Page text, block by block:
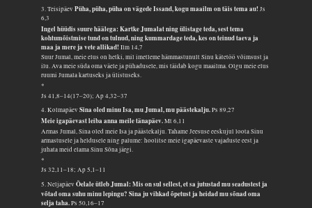
3. TeisipäevPüha, püha, püha on vägede Issand, kogu maailm on täis tema au!Js
6,3
Ingel hüüdis suure häälega: Kartke Jumalat ning ülistage teda, sest tema
kohtumõistmise tund on tulnud, ning kummardage teda, kes on teinud taeva ja
maa ja mere ja vete allikad!Ilm 14,7
Suur Jumal, meie elus on hetki, mil imetleme hämmastunult Sinu kätetöö võimsust ja
ilu. Ava meie süda oma väele ja pühadusele, mis täidab kogu maailma. Olgu meie elus
ruumi Jumala kartuseks ja ülistuseks.
*
Js 41,8–14(17–20); Ap 4,32–37
4. KolmapäevSina oled minu Isa, mu Jumal, mu päästekalju.Ps 89,27
Meie igapäevast leiba anna meile tänapäev.Mt 6,11
Armas Jumal, Sina oled meie Isa ja päästekalju. Tahame Jeesuse eeskujul loota Sinu
armastusele ja heldusele ning palume: hoolitse meie igapäevaste vajaduste eest ja
juhata meid elama Sinu Sõna järgi.
*
Js 32,11–18; Ap 5,1–11
5. NeljapäevÕelale ütleb Jumal: Mis on sul sellest, et sa jutustad mu seadustest ja
võtad oma suhu minu lepingu? Sina ju vihkad õpetust ja heidad mu sõnad oma
selja taha.Ps 50,16–17